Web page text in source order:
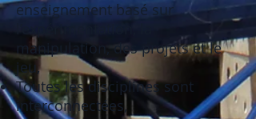
enseignement basé sur
l’expérimentation, la
manipulation, des projets et le
jeu,
Toutes les disciplines sont
interconnectées,